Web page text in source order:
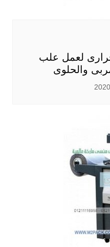
لعمل علب
والحلوى